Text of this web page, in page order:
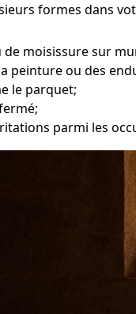
formes dans
moisissure sur
peinture ou des
le parquet;
parmi les